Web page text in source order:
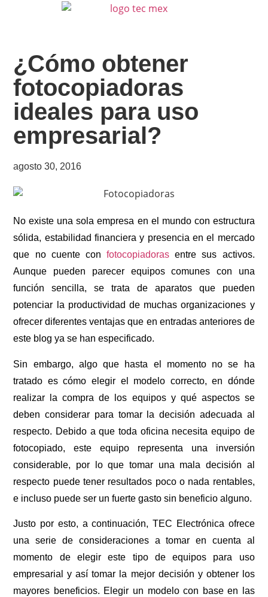
¿Cómo obtener
fotocopiadoras
ideales para uso
empresarial?
agosto 30, 2016
No existe una sola empresa en el mundo con estructura
sólida, estabilidad financiera y presencia en el mercado
que no cuente confotocopiadoras entre sus activos.
Aunque pueden parecer equipos comunes con una
función sencilla, se trata de aparatos que pueden
potenciar la productividad de muchas organizaciones y
ofrecer diferentes ventajas que en entradas anteriores de
este blog ya se han especificado.
Sin embargo, algo que hasta el momento no se ha
tratado es cómo elegir el modelo correcto, en dónde
realizar la compra de los equipos y qué aspectos se
deben considerar para tomar la decisión adecuada al
respecto. Debido a que toda oficina necesita equipo de
fotocopiado, este equipo representa una inversión
considerable, por lo que tomar una mala decisión al
respecto puede tener resultados poco o nada rentables,
e incluso puede ser un fuerte gasto sin beneficio alguno.
Justo por esto, a continuación, TEC Electrónica ofrece
una serie de consideraciones a tomar en cuenta al
momento de elegir este tipo de equipos para uso
empresarial y así tomar la mejor decisión y obtener los
mayores beneficios. Elegir un modelo con base en las